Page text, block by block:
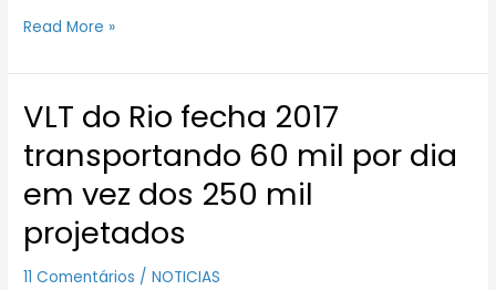
Read More »
VLT do Rio fecha 2017
transportando 60 mil por dia
em vez dos 250 mil
projetados
11 Comentários /NOTICIAS
VLT
do
Rio
2017
transportando
60
mil